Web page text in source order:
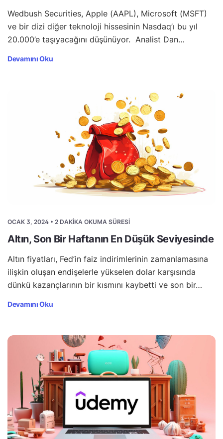
Wedbush Securities, Apple (AAPL), Microsoft (MSFT)
ve bir dizi diğer teknoloji hissesinin Nasdaq’ı bu yıl
20.000’e taşıyacağını düşünüyor. Analist Dan…
Devamını Oku
OCAK 3, 2024 • 2 DAKIKA OKUMA SÜRESI
Altın, Son Bir Haftanın En Düşük Seviyesinde
Altın fiyatları, Fed’in faiz indirimlerinin zamanlamasına
ilişkin oluşan endişelerle yükselen dolar karşısında
dünkü kazançlarının bir kısmını kaybetti ve son bir…
Devamını Oku